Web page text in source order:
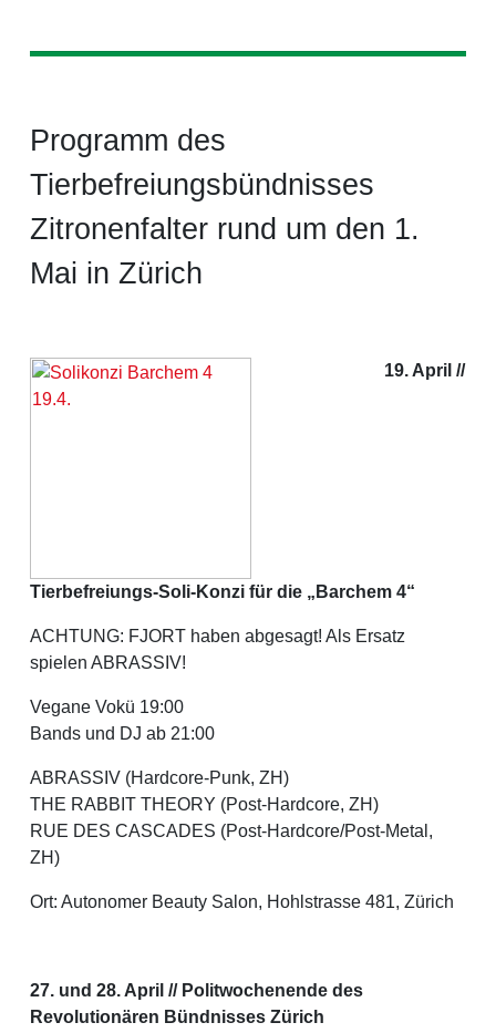
Programm des
Tierbefreiungsbündnisses
Zitronenfalter rund um den 1.
Mai in Zürich
19. April //
Tierbefreiungs-Soli-Konzi für die „Barchem 4“
ACHTUNG: FJORT haben abgesagt! Als Ersatz
spielen ABRASSIV!
Vegane Vokü 19:00
Bands und DJ ab 21:00
ABRASSIV (Hardcore-Punk, ZH)
THE RABBIT THEORY (Post-Hardcore, ZH)
RUE DES CASCADES (Post-Hardcore/Post-Metal,
ZH)
Ort: Autonomer Beauty Salon, Hohlstrasse 481, Zürich
27. und 28. April // Politwochenende des
Revolutionären Bündnisses Zürich